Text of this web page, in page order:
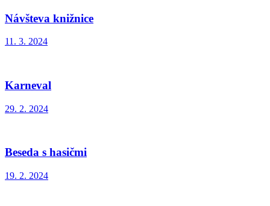
Návšteva knižnice
11. 3. 2024
Karneval
29. 2. 2024
Beseda s hasičmi
19. 2. 2024